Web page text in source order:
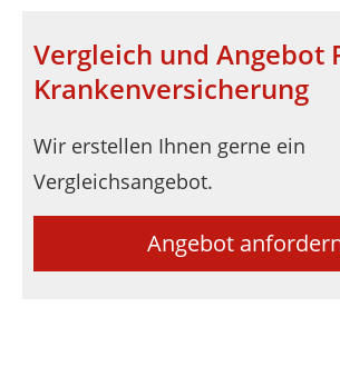
Vergleich und Angebot
Krankenversicherung
Wir erstellen Ihnen gerne ein
Vergleichsangebot.
Angebot